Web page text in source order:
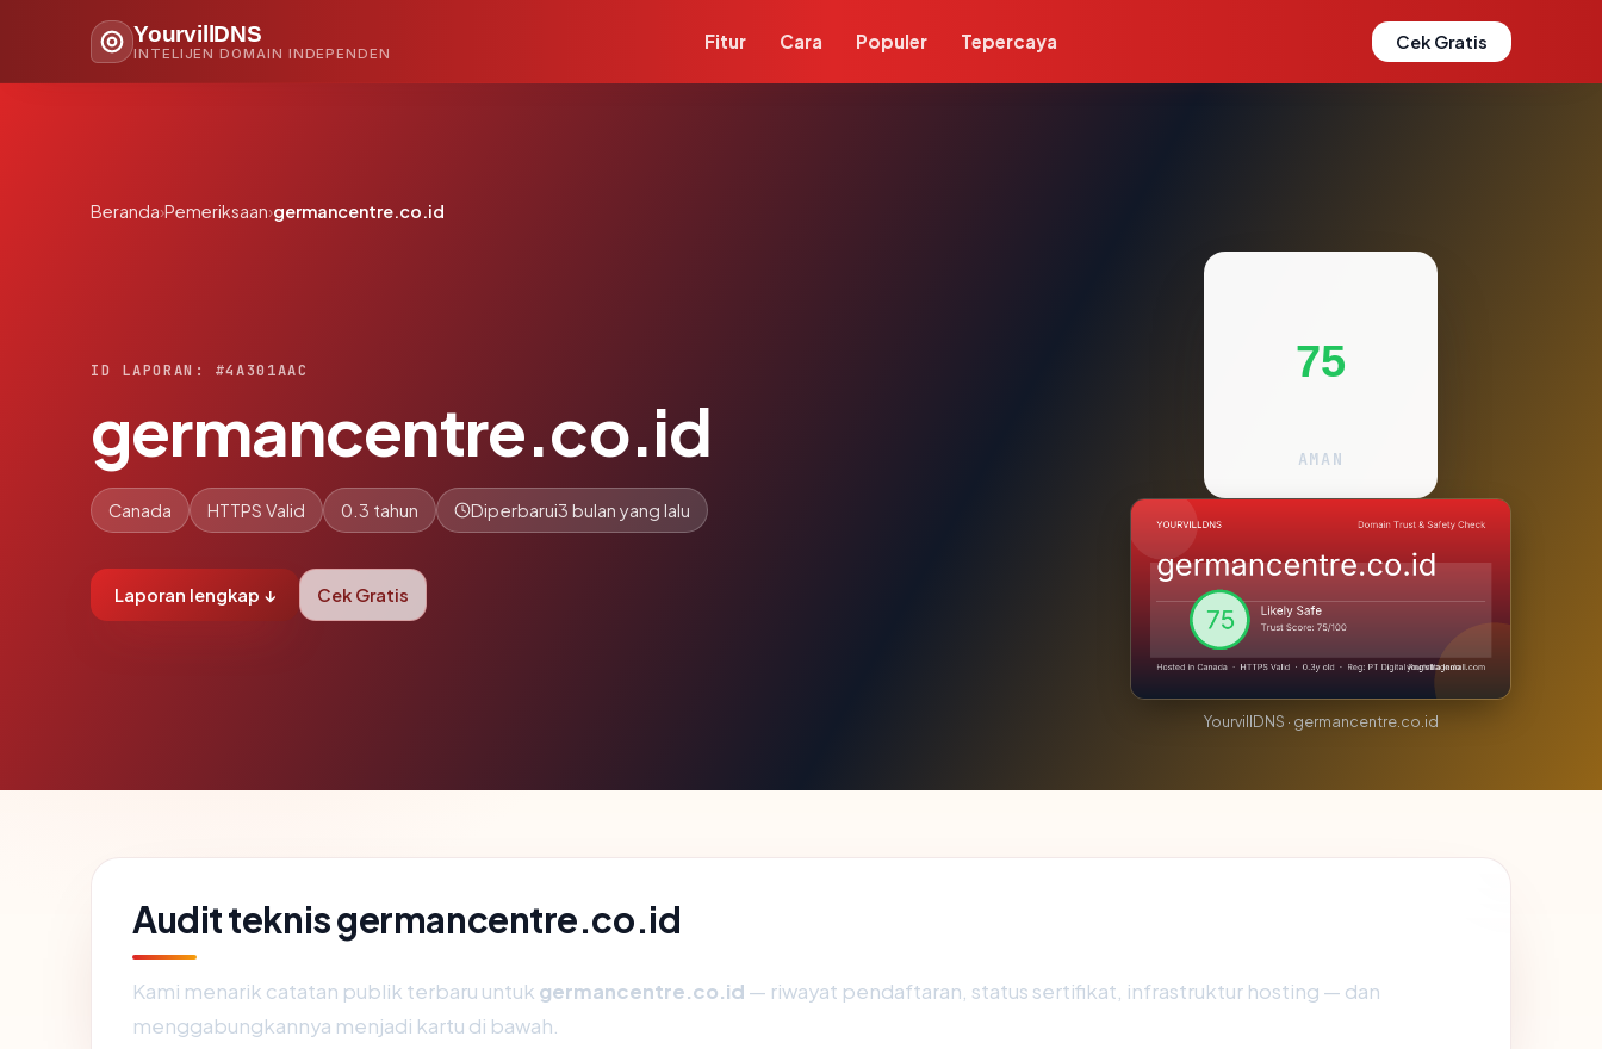
YourvillDNS
INTELIJEN DOMAIN INDEPENDEN
Fitur Cara Populer Tepercaya Cek Gratis
Beranda›Pemeriksaan›germancentre.co.id
ID LAPORAN: #4A301AAC
germancentre.co.id
Canada HTTPS Valid 0.3 tahun Diperbarui3 bulan yang lalu
Laporan lengkap ↓ Cek Gratis
75
AMAN
YourvillDNS · germancentre.co.id
Audit teknis germancentre.co.id
Kami menarik catatan publik terbaru untuk germancentre.co.id — riwayat pendaftaran, status sertifikat, infrastruktur hosting — dan
menggabungkannya menjadi kartu di bawah.